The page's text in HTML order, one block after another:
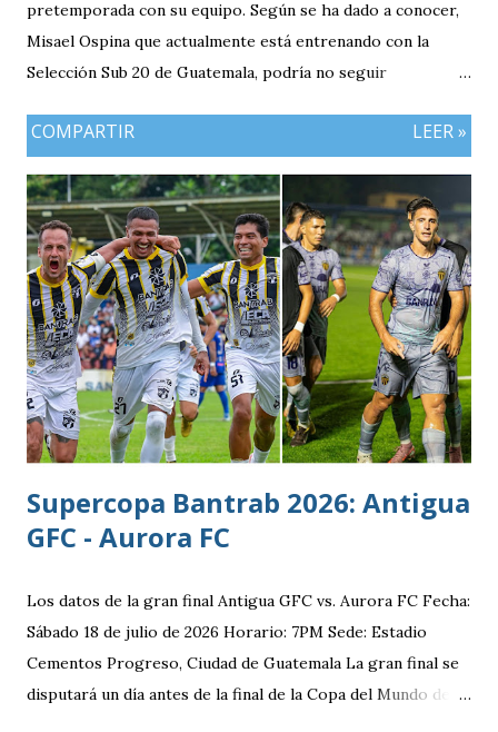
pretemporada con su equipo. Según se ha dado a conocer,
Misael Ospina que actualmente está entrenando con la
Selección Sub 20 de Guatemala, podría no seguir
Cruz Azul de México iniciará a realizar su pretemporada.
vivía en Estados Unidos antes de ir a ser una prueba a la
filial del Cruz Azul de México, club al que se vinculó tras
destacar en una gira en Europa. Misael Ospina Pinto Lugar
y fecha de nacimiento: Barberena, Santa Rosa, 29 de julio
1996 Posición: Volante por derecha Peso: 143 libras
Estatura: 1.75 metros Equipo: Cruz Azul de Segunda
División de México Estudios: Quinto bachillerato en México
via. luchosolares.blogspot.com
COMPARTIR LEER »
Supercopa Bantrab 2026: Antigua
GFC - Aurora FC
Los datos de la gran final Antigua GFC vs. Aurora FC Fecha:
Sábado 18 de julio de 2026 Horario: 7PM Sede: Estadio
Cementos Progreso, Ciudad de Guatemala La gran final se
disputará un día antes de la final de la Copa del Mundo de la